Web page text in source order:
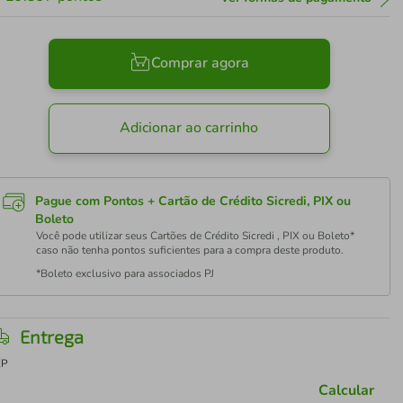
Comprar agora
Adicionar ao carrinho
Pague com Pontos + Cartão de Crédito Sicredi, PIX ou
Boleto
Você pode utilizar seus Cartões de Crédito Sicredi , PIX ou Boleto*
caso não tenha pontos suficientes para a compra deste produto.
*Boleto exclusivo para associados PJ
Entrega
Calcular